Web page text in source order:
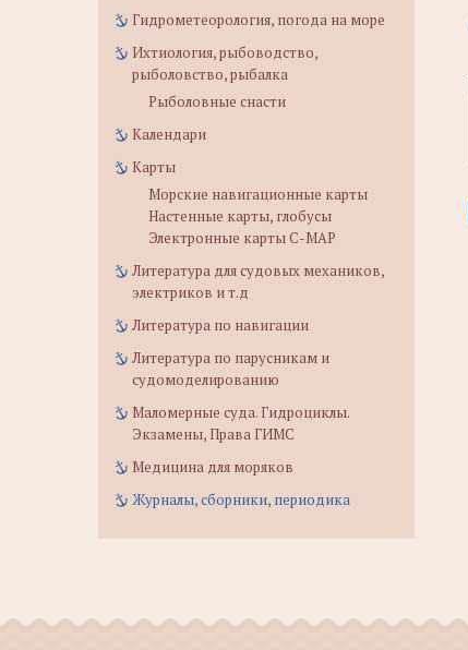
Гидрометеорология, погода на море
Ихтиология, рыбоводство,
рыболовство, рыбалка
Рыболовные снасти
Календари
Карты
Морские навигационные карты
Настенные карты, глобусы
Электронные карты C-MAP
Литература для судовых механиков,
электриков и т.д
Литература по навигации
Литература по парусникам и
судомоделированию
Маломерные суда. Гидроциклы.
Экзамены, Права ГИМС
Медицина для моряков
Журналы, сборники, периодика